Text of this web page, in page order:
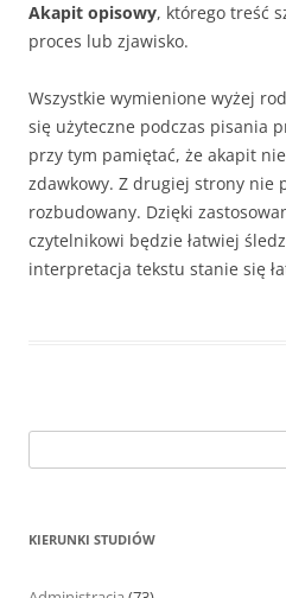
Akapit opisowy, którego treść
proces lub zjawisko.
Wszystkie wymienione wyżej
się użyteczne podczas pisania
przy tym pamiętać, że akapit
zdawkowy. Z drugiej strony nie
rozbudowany. Dzięki
czytelnikowi będzie łatwiej
interpretacja tekstu stanie się
z
KIERUNKI STUDIÓW